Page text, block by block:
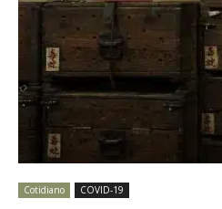
Cotidiano COVID-19